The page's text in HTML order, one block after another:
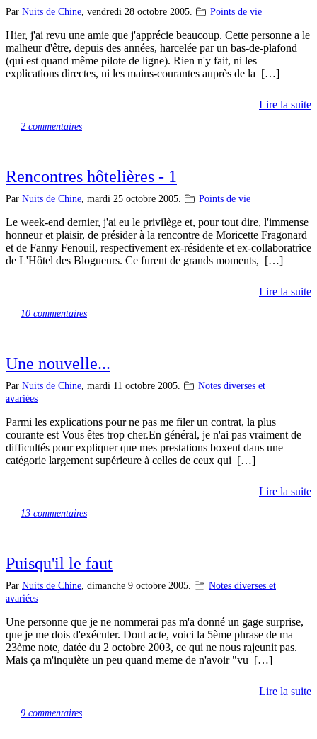
Par Nuits de Chine, vendredi 28 octobre 2005. Points de vie
Hier, j'ai revu une amie que j'apprécie beaucoup. Cette personne a le
malheur d'être, depuis des années, harcelée par un bas-de-plafond
(qui est quand même pilote de ligne). Rien n'y fait, ni les
explications directes, ni les mains-courantes auprès de la […]
Lire la suite
2 commentaires
Rencontres hôtelières - 1
Par Nuits de Chine, mardi 25 octobre 2005. Points de vie
Le week-end dernier, j'ai eu le privilège et, pour tout dire, l'immense
honneur et plaisir, de présider à la rencontre de Moricette Fragonard
et de Fanny Fenouil, respectivement ex-résidente et ex-collaboratrice
de L'Hôtel des Blogueurs. Ce furent de grands moments, […]
Lire la suite
10 commentaires
Une nouvelle...
Par Nuits de Chine, mardi 11 octobre 2005.
Notes diverses et
avariées
Parmi les explications pour ne pas me filer un contrat, la plus
courante est Vous êtes trop cher.En général, je n'ai pas vraiment de
difficultés pour expliquer que mes prestations boxent dans une
catégorie largement supérieure à celles de ceux qui […]
Lire la suite
13 commentaires
Puisqu'il le faut
Par Nuits de Chine, dimanche 9 octobre 2005.
Notes diverses et
avariées
Une personne que je ne nommerai pas m'a donné un gage surprise,
que je me dois d'exécuter. Dont acte, voici la 5ème phrase de ma
23ème note, datée du 2 octobre 2003, ce qui ne nous rajeunit pas.
Mais ça m'inquiète un peu quand meme de n'avoir "vu […]
Lire la suite
9 commentaires